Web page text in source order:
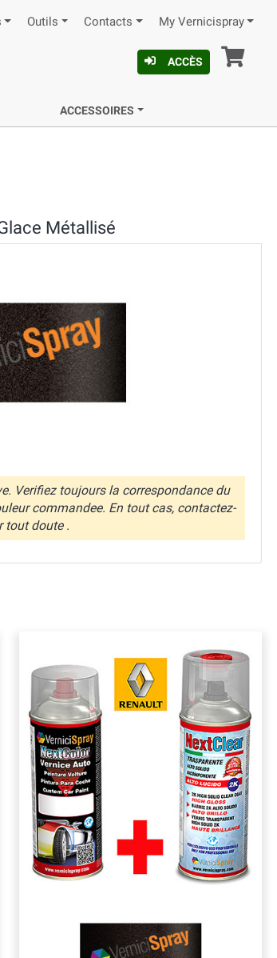
Outils Contacts My Vernicispray
ACCÈS
ACCESSOIRES
Métallisé
Verifiez toujours la correspondance du
commandee. En tout cas, contactez-
tout doute .